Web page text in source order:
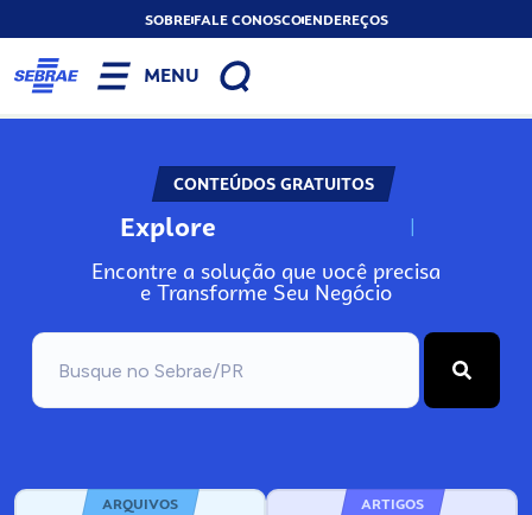
SOBREFALE CONOSCOENDEREÇOS
MENU
CONTEÚDOS GRATUITOS
Explore N
Encontre a solução que você precisa
e Transforme Seu Negócio
ARQUIVOS ARTIGOS